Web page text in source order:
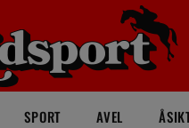
SPORT AVEL